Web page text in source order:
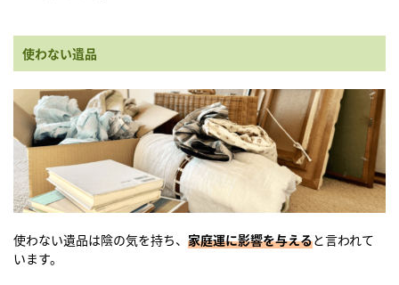
使わない遺品
使わない遺品は陰の気を持ち、 家庭運に影響を与えると言われて
います。